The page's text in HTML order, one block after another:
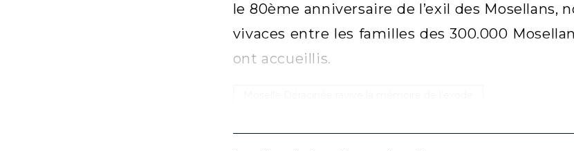
le 80ème anniversaire de l’exil des
vivaces entre les familles des 300.000
ont accueillis.